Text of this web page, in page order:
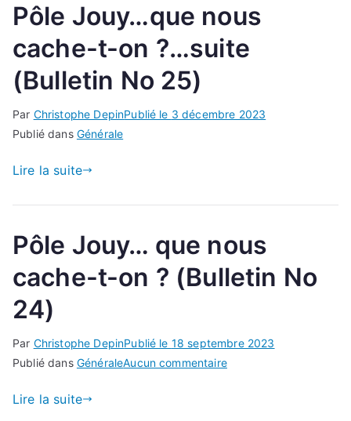
Pôle Jouy…que nous
cache-t-on ?…suite
(Bulletin No 25)
Par Christophe DepinPublié le 3 décembre 2023
Publié dans Générale
Lire la suite
Pôle Jouy… que nous
cache-t-on ? (Bulletin No
24)
Par Christophe DepinPublié le 18 septembre 2023
Publié dans GénéraleAucun commentairesur
Lire la suite